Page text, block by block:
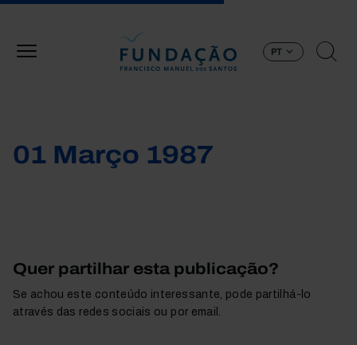
PT
01 Março 1987
Quer partilhar esta publicação?
Se achou este conteúdo interessante, pode partilhá-lo
através das redes sociais ou por email.